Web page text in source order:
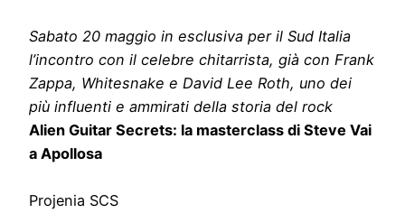
Sabato 20 maggio in esclusiva per il Sud Italia
l’incontro con il celebre chitarrista, già con Frank
Zappa, Whitesnake e David Lee Roth, uno dei
più influenti e ammirati della storia del rock
Alien Guitar Secrets: la masterclass di Steve Vai
a Apollosa
Projenia SCS